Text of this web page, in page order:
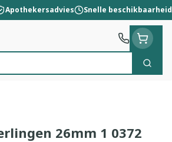
Apothekersadvies Snelle beschikbaarheid
Zoek
26mm 1 0372